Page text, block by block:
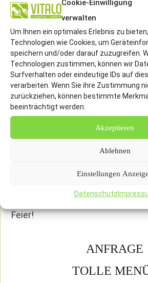
Cookie-Einwilligung
verwalten
Um Ihnen ein optimales Erlebnis zu
Technologien wie Cookies, um
speichern und/oder darauf zuzugreifen.
Technologien zustimmen, können wir
Surfverhalten oder eindeutige IDs auf
verarbeiten. Wenn Sie ihre Zustimmung
zurückziehen, können bestimmte
beeinträchtigt werden.
Akzeptieren
Ablehnen
Einstellungen
Datenschutz
Vegetarisches Catering
Weihnachtsfeier Catering
Catering für Veranstaltung
Lunchpaket
Servicekräfte Für Ihre Event In
Wenn Sie für Ihre Feierlichkeit in
das passende Catering und
Servicekräfte suchen, dann rufen
an. Bei uns erwarten Sie nicht
dazu passende Service. Wir
Feier!
ANFRAGE
TOLLE